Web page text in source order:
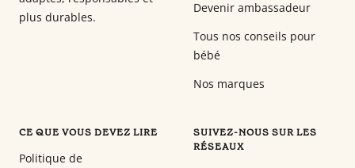
plus durables.
Devenir ambassadeur
Tous nos conseils pour
bébé
Nos marques
CE QUE VOUS DEVEZ LIRE
Politique de
SUIVEZ-NOUS SUR LES
RÉSEAUX